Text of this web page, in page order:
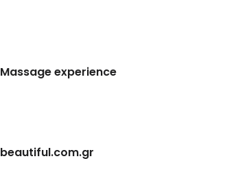
Massage experience
beautiful.com.gr